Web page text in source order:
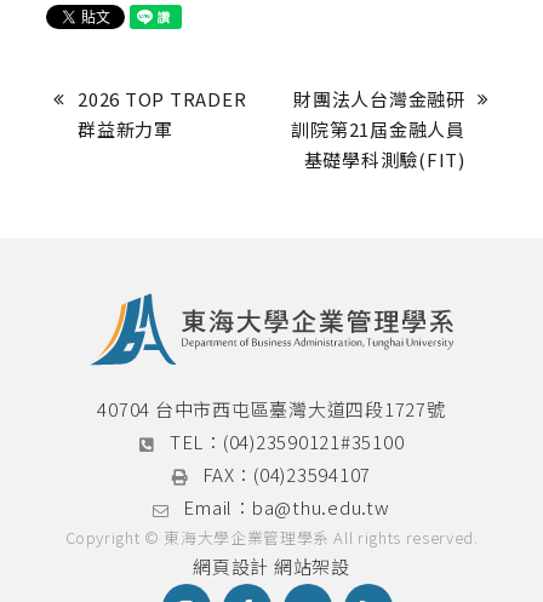
2026 TOP TRADER
群益新力軍
財團法人台灣金融研
訓院第21屆金融人員
基礎學科測驗(FIT)
40704 台中市西屯區臺灣大道四段1727號
TEL： (04)23590121#35100
FAX： (04)23594107
Email： ba@thu.edu.tw
Copyright © 東海大學企業管理學系 All rights reserved.
網頁設計 網站架設